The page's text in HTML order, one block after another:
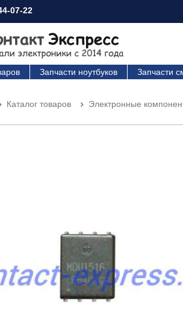
07-22
Запчасти ноутбуков Запчасти
Каталог товаров Электронные